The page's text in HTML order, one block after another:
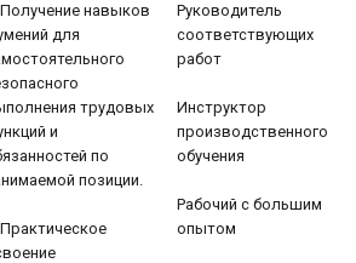
Получение навыков
для
трудовых
и
по
позиции.
Руководитель
соответствующих
работ
Инструктор
производственного
обучения
Рабочий с большим
опытом